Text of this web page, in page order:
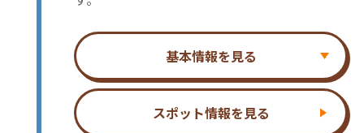
基本情報を見る
スポット情報を見る